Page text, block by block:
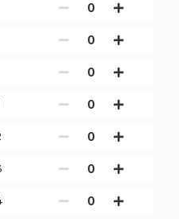
0
0
0
0
0
0
0